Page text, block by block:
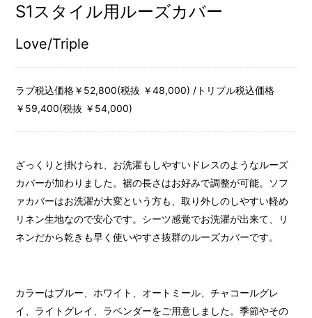
S1スタイル用ルーズカバー
Love/Triple
ラブ税込価格￥52,800(税抜 ￥48,000) /トリプル税込価格
￥59,400(税抜 ￥54,000)
ざっくりと掛けられ、お洗濯もしやすいドレスのようなルーズ
カバーが加わりました。裾の長さはお好みで調整が可能。ソフ
ァカバーはお洗濯が大変という方も、取り外しのしやすい軽め
リネン生地なので安心です。シーツ感覚でお洗濯が出来て、リ
ネンだから乾きも早く使いやすさ抜群のルーズカバーです。
カラーはブルー、ホワイト、オートミール、チャコールグレ
イ、ライトグレイ、ラベンダーをご用意しました。季節やその